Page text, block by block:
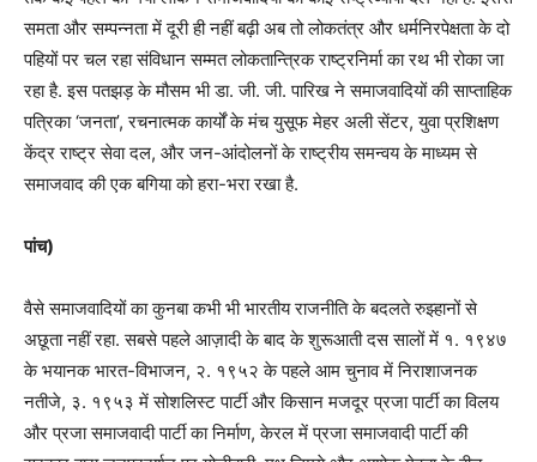
समता और सम्पन्नता में दूरी ही नहीं बढ़ी अब तो लोकतंत्र और धर्मनिरपेक्षता के दो
पहियों पर चल रहा संविधान सम्मत लोकतान्त्रिक राष्ट्रनिर्मा का रथ भी रोका जा
रहा है. इस पतझड़ के मौसम भी डा. जी. जी. पारिख ने समाजवादियों की साप्ताहिक
पत्रिका ‘जनता’, रचनात्मक कार्यों के मंच युसूफ मेहर अली सेंटर, युवा प्रशिक्षण
केंद्र राष्ट्र सेवा दल, और जन-आंदोलनों के राष्ट्रीय समन्वय के माध्यम से
समाजवाद की एक बगिया को हरा-भरा रखा है.
पांच)
वैसे समाजवादियों का कुनबा कभी भी भारतीय राजनीति के बदलते रुझ्हानों से
अछूता नहीं रहा. सबसे पहले आज़ादी के बाद के शुरूआती दस सालों में १. १९४७
के भयानक भारत-विभाजन, २. १९५२ के पहले आम चुनाव में निराशाजनक
नतीजे, ३. १९५३ में सोशलिस्ट पार्टी और किसान मजदूर प्रजा पार्टी का विलय
और प्रजा समाजवादी पार्टी का निर्माण, केरल में प्रजा समाजवादी पार्टी की